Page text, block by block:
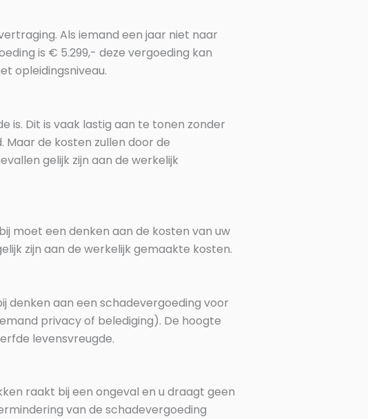
Als iemand een jaar niet naar
is € 5.299,- deze vergoeding kan
opleidingsniveau.
is. Dit is vaak lastig aan te tonen zonder
de kosten zullen door de
gelijk zijn aan de werkelijk
moet een denken aan de kosten van uw
zijn aan de werkelijk gemaakte kosten.
denken aan een schadevergoeding voor
privacy of belediging). De hoogte
levensvreugde.
raakt bij een ongeval en u draagt geen
van de schadevergoeding